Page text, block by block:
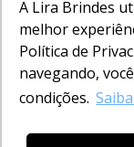
A Lira Brindes
melhor
Política de
navegando,
condições.
Barra Funda, São
(11) 3331-1643